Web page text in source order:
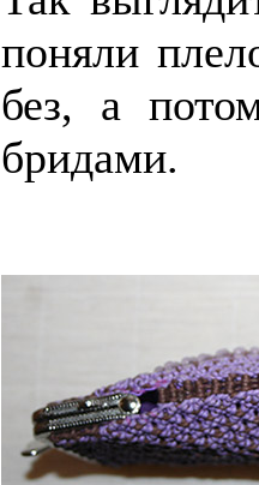
поняли
без, а
бридами.